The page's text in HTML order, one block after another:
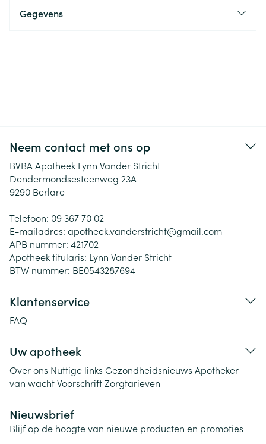
Gegevens
Neem contact met ons op
BVBA Apotheek Lynn Vander Stricht
Dendermondsesteenweg 23A
9290 Berlare
Telefoon: 09 367 70 02
E-mailadres: apotheek.vanderstricht@gmail.com
APB nummer: 421702
Apotheek titularis: Lynn Vander Stricht
BTW nummer: BE0543287694
Klantenservice
FAQ
Uw apotheek
Over ons Nuttige links Gezondheidsnieuws Apotheker
van wachtVoorschriftZorgtarieven
Nieuwsbrief
Blijf op de hoogte van nieuwe producten en promoties